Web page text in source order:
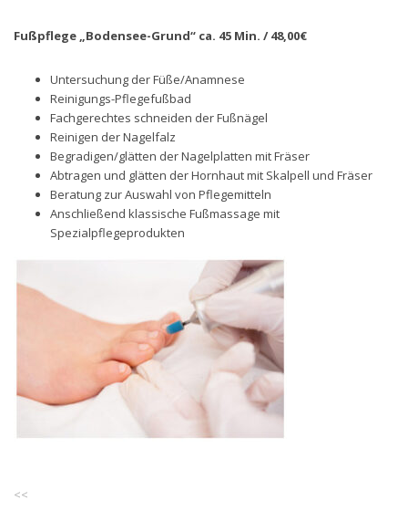
Fußpflege „Bodensee-Grund“ ca. 45 Min. / 48,00€
Untersuchung der Füße/Anamnese
Reinigungs-Pflegefußbad
Fachgerechtes schneiden der Fußnägel
Reinigen der Nagelfalz
Begradigen/glätten der Nagelplatten mit Fräser
Abtragen und glätten der Hornhaut mit Skalpell und Fräser
Beratung zur Auswahl von Pflegemitteln
Anschließend klassische Fußmassage mit
Spezialpflegeprodukten
<<